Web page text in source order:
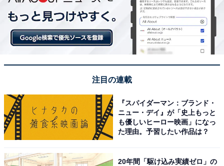
注目の連載
『スパイダーマン：ブランド・
ニュー・デイ』が「史上もっと
も優しいヒーロー映画」になっ
た理由。予習したい作品は？
20年間「駆け込み実績ゼロ」の